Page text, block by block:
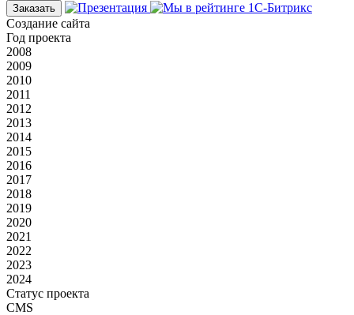
Заказать
Создание сайта
Год проекта
2008
2009
2010
2011
2012
2013
2014
2015
2016
2017
2018
2019
2020
2021
2022
2023
2024
Статус проекта
CMS